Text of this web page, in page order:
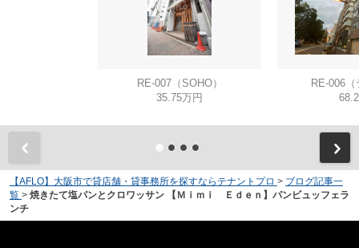
RE-007（SOHO）
35.75万円
RE-006
【AFLO】大阪市で貸店舗・貸事務所を探すならテナントプロ > ブログ記事一
覧 > 焼きたて塩パンとクロワッサン 【Ｍｉｍｉ Ｅｄｅｎ】パンビュッフェラ
ンチ